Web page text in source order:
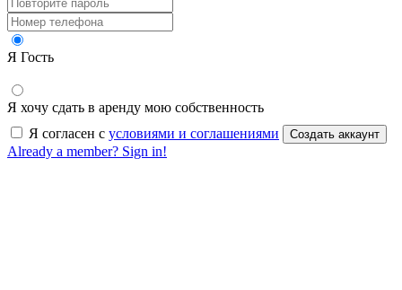
Я Гость
Я хочу сдать в аренду мою собственность
Я согласен с условиями и соглашениями Создать аккаунт
Already a member? Sign in!